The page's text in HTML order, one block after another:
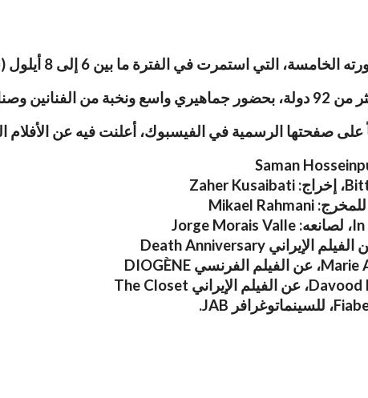
ما بين 6 إلى 8 أيلول (سبتمبر) في مدينة كيلزينكيرشين الألمانية.
العالم.
على صفحتها الرسمية في الفيسبوك، أعلنت فيه عن الأفلام